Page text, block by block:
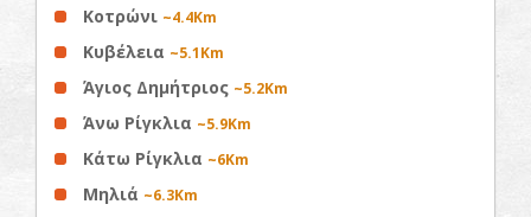
Κοτρώνι ~4.4Km
Κυβέλεια ~5.1Km
Άγιος Δημήτριος ~5.2Km
Άνω Ρίγκλια ~5.9Km
Κάτω Ρίγκλια ~6Km
Μηλιά ~6.3Km